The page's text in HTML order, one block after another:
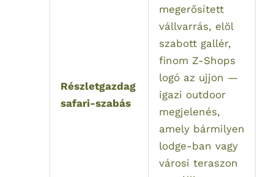
Részletgazdag
safari-szabás
megerősített
vállvarrás, elöl
szabott gallér,
finom Z-Shops
logó az ujjon —
igazi outdoor
megjelenés,
amely bármilyen
lodge-ban vagy
városi teraszon